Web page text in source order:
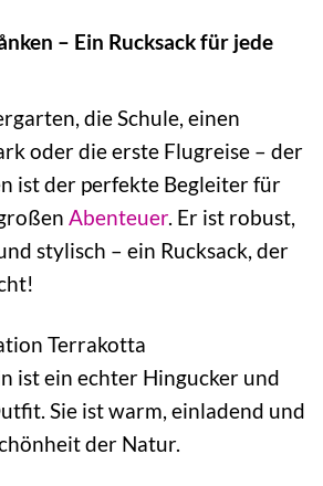
– Ein Rucksack für jede
die Schule, einen
oder die erste Flugreise – der
ist der perfekte Begleiter für
Abenteuer. Er ist robust,
stylisch – ein Rucksack, der
Terrakotta
ist ein echter Hingucker und
Sie ist warm, einladend und
der Natur.